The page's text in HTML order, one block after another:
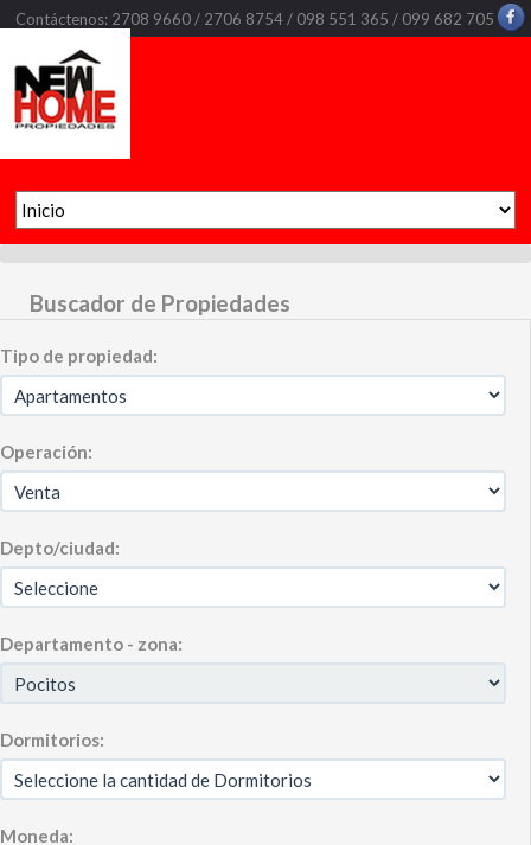
Contáctenos: 2708 9660 / 2706 8754 / 098 551 365 / 099 682 705
Buscador de Propiedades
Tipo de propiedad:
Operación:
Depto/ciudad:
Departamento - zona:
Dormitorios:
Moneda: